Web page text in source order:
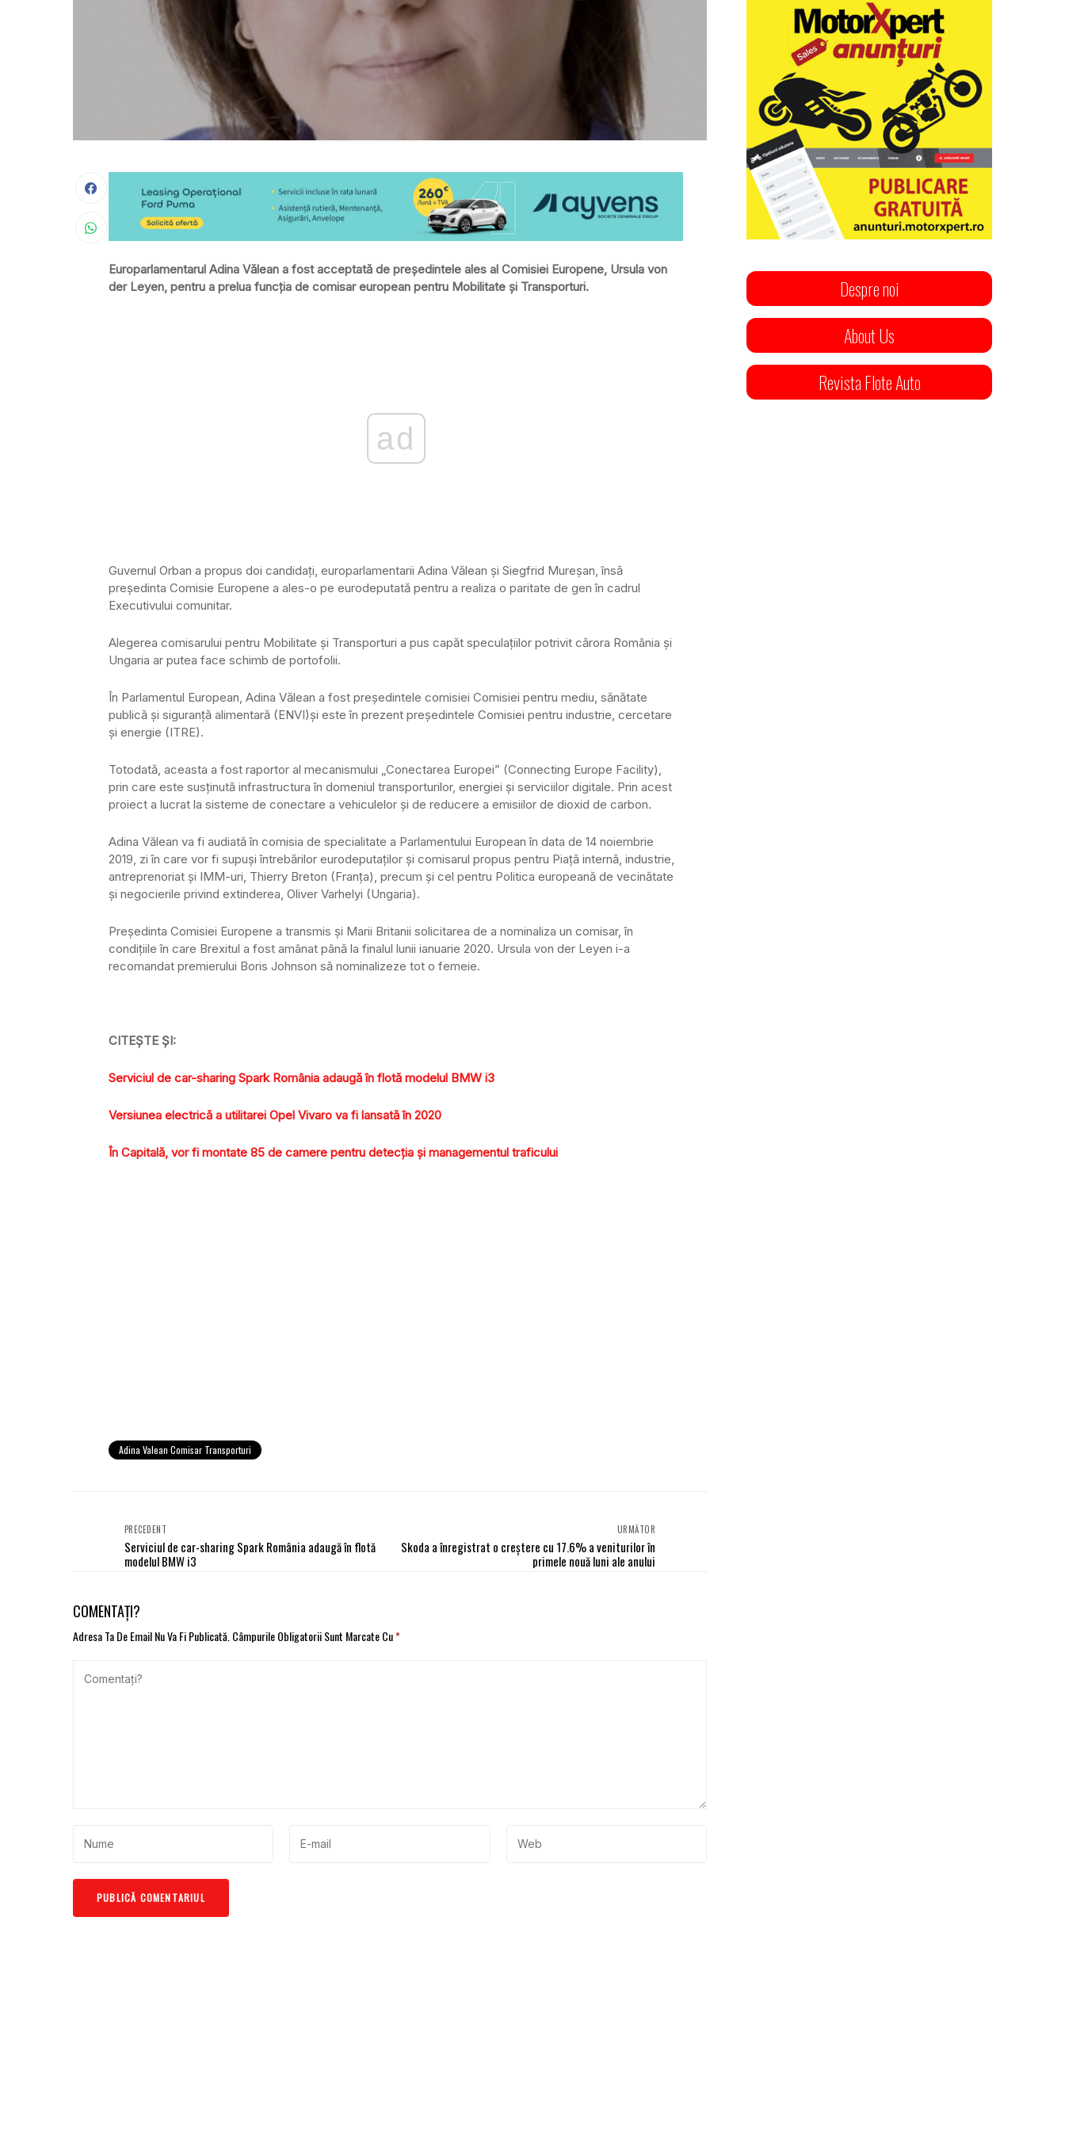
Europarlamentarul Adina Vălean a fost acceptată de preşedintele ales al Comisiei Europene, Ursula von
der Leyen, pentru a prelua funcţia de comisar european pentru Mobilitate şi Transporturi.
ad
Guvernul Orban a propus doi candidaţi, europarlamentarii Adina Vălean şi Siegfrid Mureşan, însă
preşedinta Comisie Europene a ales-o pe eurodeputată pentru a realiza o paritate de gen în cadrul
Executivului comunitar.
Alegerea comisarului pentru Mobilitate şi Transporturi a pus capăt speculaţiilor potrivit cărora România şi
Ungaria ar putea face schimb de portofolii.
În Parlamentul European, Adina Vălean a fost preşedintele comisiei Comisiei pentru mediu, sănătate
publică şi siguranţă alimentară (ENVI)şi este în prezent preşedintele Comisiei pentru industrie, cercetare
şi energie (ITRE).
Totodată, aceasta a fost raportor al mecanismului „Conectarea Europei” (Connecting Europe Facility),
prin care este susţinută infrastructura în domeniul transporturilor, energiei şi serviciilor digitale. Prin acest
proiect a lucrat la sisteme de conectare a vehiculelor şi de reducere a emisiilor de dioxid de carbon.
Adina Vălean va fi audiată în comisia de specialitate a Parlamentului European în data de 14 noiembrie
2019, zi în care vor fi supuşi întrebărilor eurodeputaţilor şi comisarul propus pentru Piaţă internă, industrie,
antreprenoriat şi IMM-uri, Thierry Breton (Franţa), precum şi cel pentru Politica europeană de vecinătate
şi negocierile privind extinderea, Oliver Varhelyi (Ungaria).
Preşedinta Comisiei Europene a transmis şi Marii Britanii solicitarea de a nominaliza un comisar, în
condiţiile în care Brexitul a fost amânat până la finalul lunii ianuarie 2020. Ursula von der Leyen i-a
recomandat premierului Boris Johnson să nominalizeze tot o femeie.
CITEŞTE ŞI:
Serviciul de car-sharing Spark România adaugă în flotă modelul BMW i3
Versiunea electrică a utilitarei Opel Vivaro va fi lansată în 2020
În Capitală, vor fi montate 85 de camere pentru detecţia şi managementul traficului
Adina Valean Comisar Transporturi
PRECEDENT
Serviciul de car-sharing Spark România adaugă în flotă
modelul BMW i3
URMĂTOR
Skoda a înregistrat o creștere cu 17.6% a veniturilor în
primele nouă luni ale anului
COMENTAȚI?
Adresa Ta De Email Nu Va Fi Publicată. Câmpurile Obligatorii Sunt Marcate Cu*
Despre noi
About Us
Revista Flote Auto